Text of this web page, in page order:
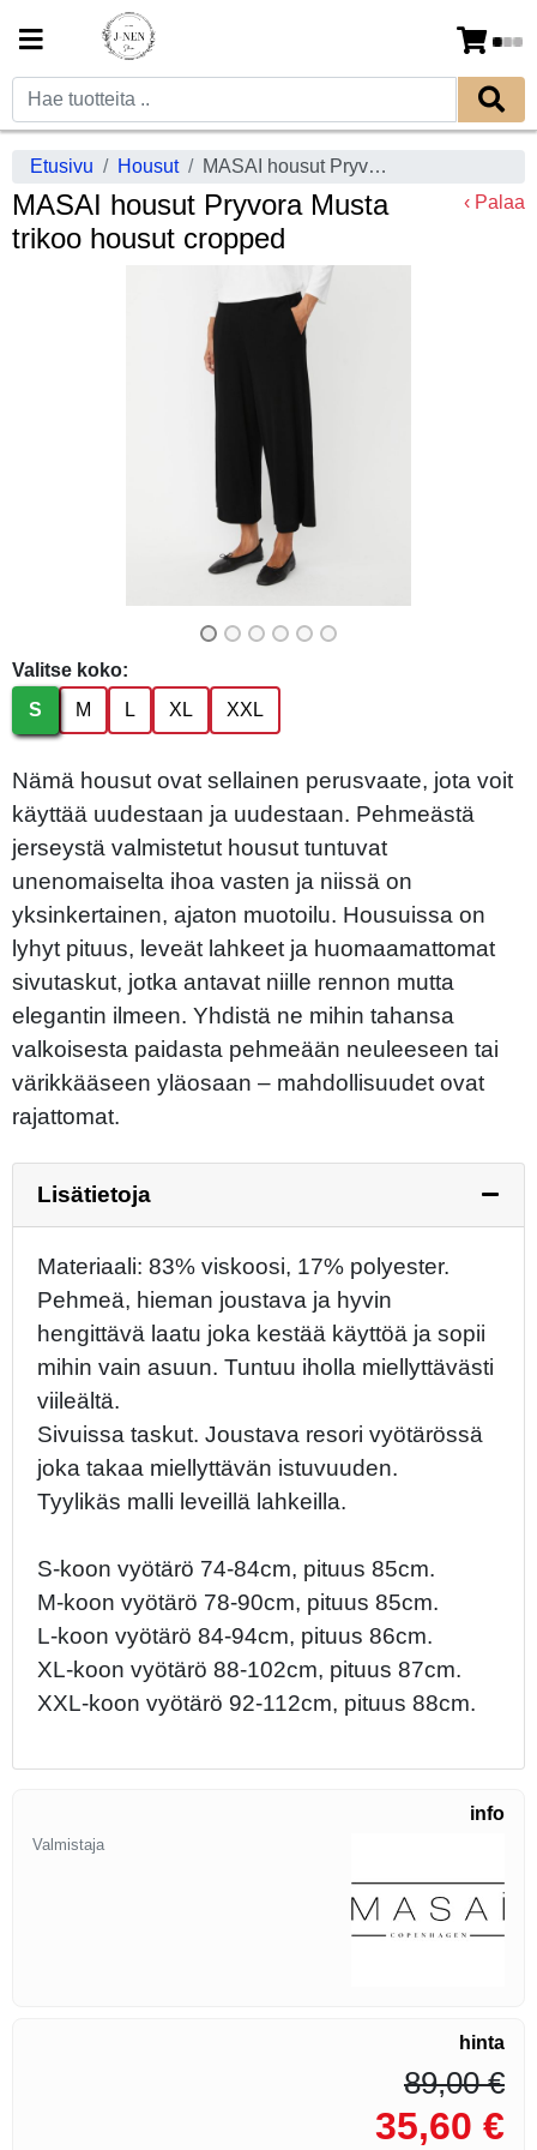
Etusivu Housut MASAI housut Pryvora Musta trikoo housut cropped
MASAI housut Pryvora Musta
trikoo housut cropped
‹ Palaa
Valitse koko:
S
M L XL XXL
Nämä housut ovat sellainen perusvaate, jota voit
käyttää uudestaan ​​ja uudestaan. Pehmeästä
jerseystä valmistetut housut tuntuvat
unenomaiselta ihoa vasten ja niissä on
yksinkertainen, ajaton muotoilu. Housuissa on
lyhyt pituus, leveät lahkeet ja huomaamattomat
sivutaskut, jotka antavat niille rennon mutta
elegantin ilmeen. Yhdistä ne mihin tahansa
valkoisesta paidasta pehmeään neuleeseen tai
värikkääseen yläosaan – mahdollisuudet ovat
rajattomat.
Lisätietoja
Materiaali: 83% viskoosi, 17% polyester.
Pehmeä, hieman joustava ja hyvin
hengittävä laatu joka kestää käyttöä ja sopii
mihin vain asuun. Tuntuu iholla miellyttävästi
viileältä.
Sivuissa taskut. Joustava resori vyötärössä
joka takaa miellyttävän istuvuuden.
Tyylikäs malli leveillä lahkeilla.
S-koon vyötärö 74-84cm, pituus 85cm.
M-koon vyötärö 78-90cm, pituus 85cm.
L-koon vyötärö 84-94cm, pituus 86cm.
XL-koon vyötärö 88-102cm, pituus 87cm.
XXL-koon vyötärö 92-112cm, pituus 88cm.
info
Valmistaja
hinta
89,00 €
35,60 €